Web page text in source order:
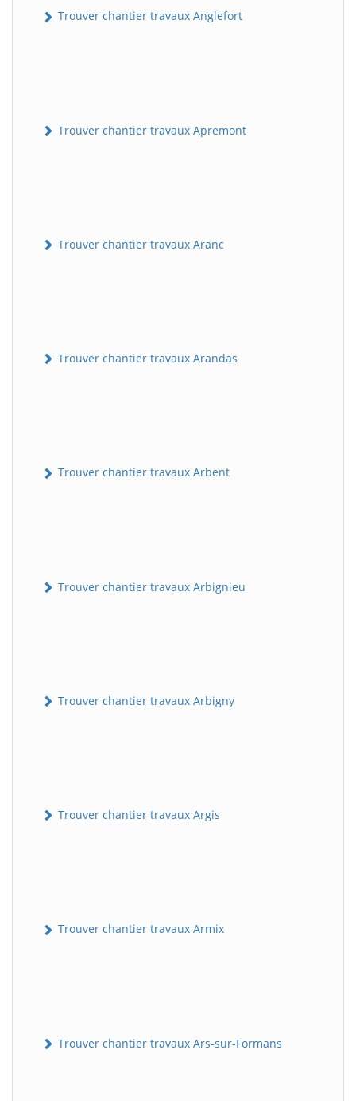
Trouver chantier travaux Anglefort
Trouver chantier travaux Apremont
Trouver chantier travaux Aranc
Trouver chantier travaux Arandas
Trouver chantier travaux Arbent
Trouver chantier travaux Arbignieu
Trouver chantier travaux Arbigny
Trouver chantier travaux Argis
Trouver chantier travaux Armix
Trouver chantier travaux Ars-sur-Formans